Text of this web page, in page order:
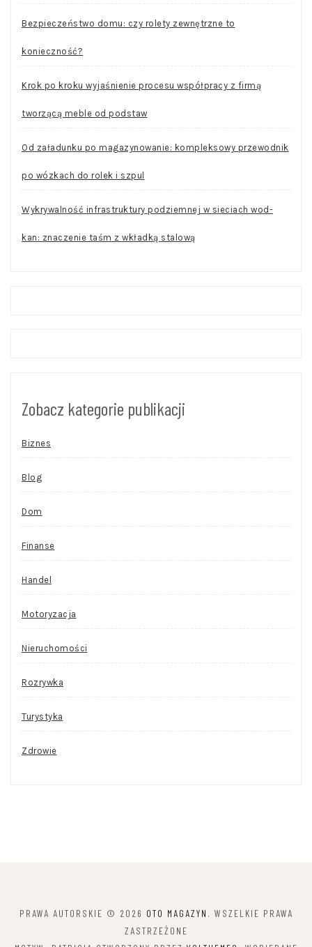
Bezpieczeństwo domu: czy rolety zewnętrzne to
konieczność?
Krok po kroku wyjaśnienie procesu współpracy z firmą
tworzącą meble od podstaw
Od załadunku po magazynowanie: kompleksowy przewodnik
po wózkach do rolek i szpul
Wykrywalność infrastruktury podziemnej w sieciach wod-
kan: znaczenie taśm z wkładką stalową
Zobacz kategorie publikacji
Biznes
Blog
Dom
Finanse
Handel
Motoryzacja
Nieruchomości
Rozrywka
Turystyka
Zdrowie
PRAWA AUTORSKIE © 2026 OTO MAGAZYN . WSZELKIE PRAWA
ZASTRZEŻONE